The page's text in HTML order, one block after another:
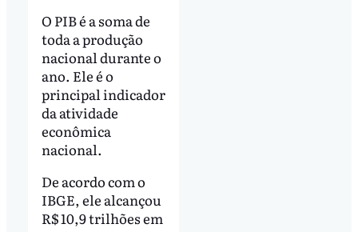
O PIB é a soma de
toda a produção
nacional durante o
ano. Ele é o
principal indicador
da atividade
econômica
nacional.
De acordo com o
IBGE, ele alcançou
R$ 10,9 trilhões em